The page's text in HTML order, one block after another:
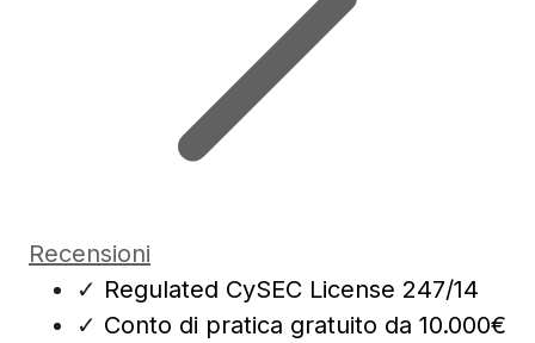
Recensioni
✓ Regulated CySEC License 247/14
✓ Conto di pratica gratuito da 10.000€